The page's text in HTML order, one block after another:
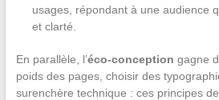
usages, répondant à une audience
et clarté.
En parallèle, l’éco-conception gagne
poids des pages, choisir des
surenchère technique : ces principes